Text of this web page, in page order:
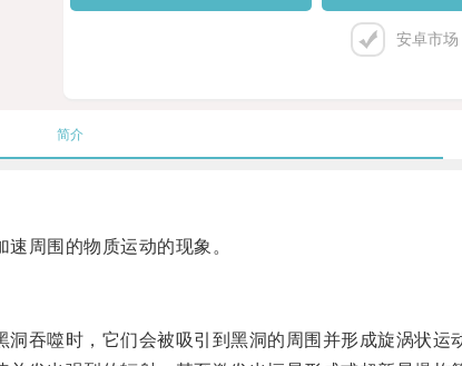
安卓市场
简介
周围的物质运动的现象。
噬时，它们会被吸引到黑洞的周围并形成旋涡状运